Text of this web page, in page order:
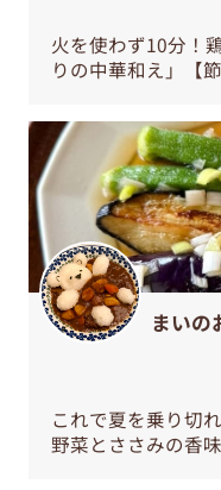
火を使わず10分！
りの中華和え」【
まい
これで夏を乗り切
野菜とささみの香